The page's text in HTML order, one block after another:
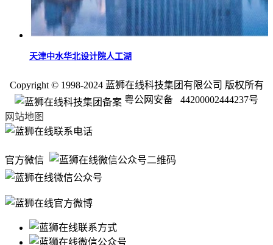
天津中水华北设计院人工湖
Copyright © 1998-2024 蓝狮在线科技集团有限公司 版权所有
粤公网安备 44200002444237号
网站地图
官方微信